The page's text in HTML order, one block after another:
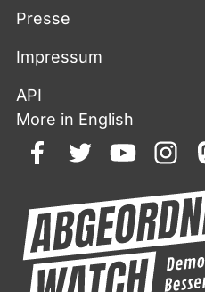
Presse
Impressum
API
More in English
facebooktwitteryoutube